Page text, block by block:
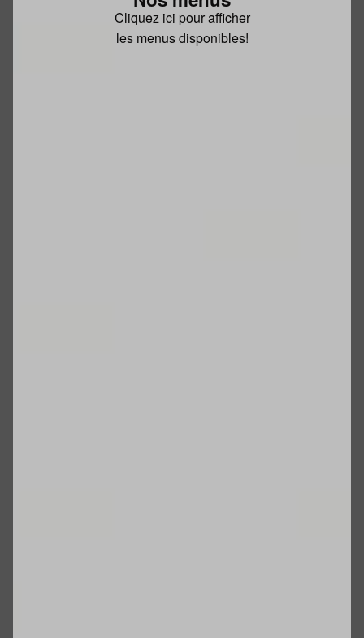
Cliquez ici pour afficher
les menus disponibles!